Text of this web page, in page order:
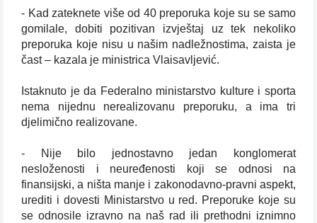
- Kad zateknete više od 40 preporuka koje su se samo
gomilale, dobiti pozitivan izvještaj uz tek nekoliko
preporuka koje nisu u našim nadležnostima, zaista je
čast – kazala je ministrica Vlaisavljević.
Istaknuto je da Federalno ministarstvo kulture i sporta
nema nijednu nerealizovanu preporuku, a ima tri
djelimično realizovane.
- Nije bilo jednostavno jedan konglomerat
nesloženosti i neuređenosti koji se odnosi na
finansijski, a ništa manje i zakonodavno-pravni aspekt,
urediti i dovesti Ministarstvo u red. Preporuke koje su
se odnosile izravno na naš rad ili prethodni iznimno